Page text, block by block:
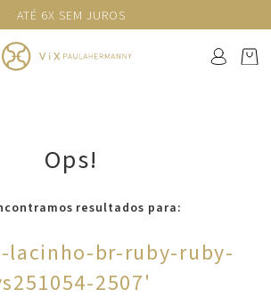
ATÉ 6X SEM JUROS
Ops!
resultados para:
lacinho-br-ruby-ruby-
2507'